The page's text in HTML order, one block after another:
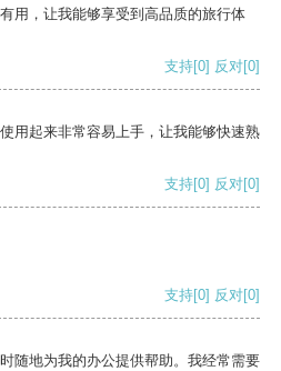
用，让我能够享受到高品质的旅行体
支持[0] 反对[0]
用起来非常容易上手，让我能够快速熟
支持[0] 反对[0]
支持[0] 反对[0]
随地为我的办公提供帮助。我经常需要